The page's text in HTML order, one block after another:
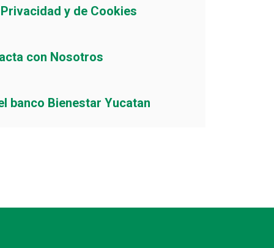
y de Cookies
con Nosotros
banco Bienestar Yucatan